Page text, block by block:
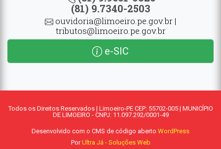
(81) 9.7340-2503
ouvidoria@limoeiro.pe.gov.br |
tributos@limoeiro.pe.gov.br
e-SIC
Todos os Direitos Reservados | Limoeiro-PE CEP: 55702-005 | MUNICÍPIO
DE LIMOEIRO - CNPJ: 11.097.292/0001-49
Desenvolvido com o CMS de código aberto WordPress
PorUltra Já - Soluções Web